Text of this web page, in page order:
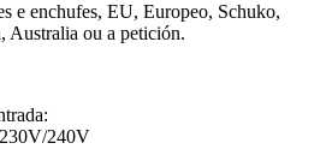
e enchufes, EU, Europeo, Schuko,
ou a petición.
240V